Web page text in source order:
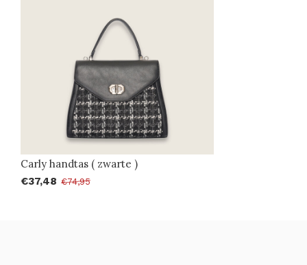
Carly handtas ( zwarte )
€37,48 €74,95